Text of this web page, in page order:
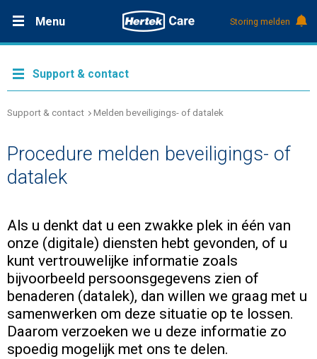
Menu
Referenties
Over Hertek
Support & contact
Storing melden
Support & contact
Support & contact Melden beveiligings- of datalek
Procedure melden beveiligings- of
datalek
Als u denkt dat u een zwakke plek in één van
onze (digitale) diensten hebt gevonden, of u
kunt vertrouwelijke informatie zoals
bijvoorbeeld persoonsgegevens zien of
benaderen (datalek), dan willen we graag met u
samenwerken om deze situatie op te lossen.
Daarom verzoeken we u deze informatie zo
spoedig mogelijk met ons te delen.